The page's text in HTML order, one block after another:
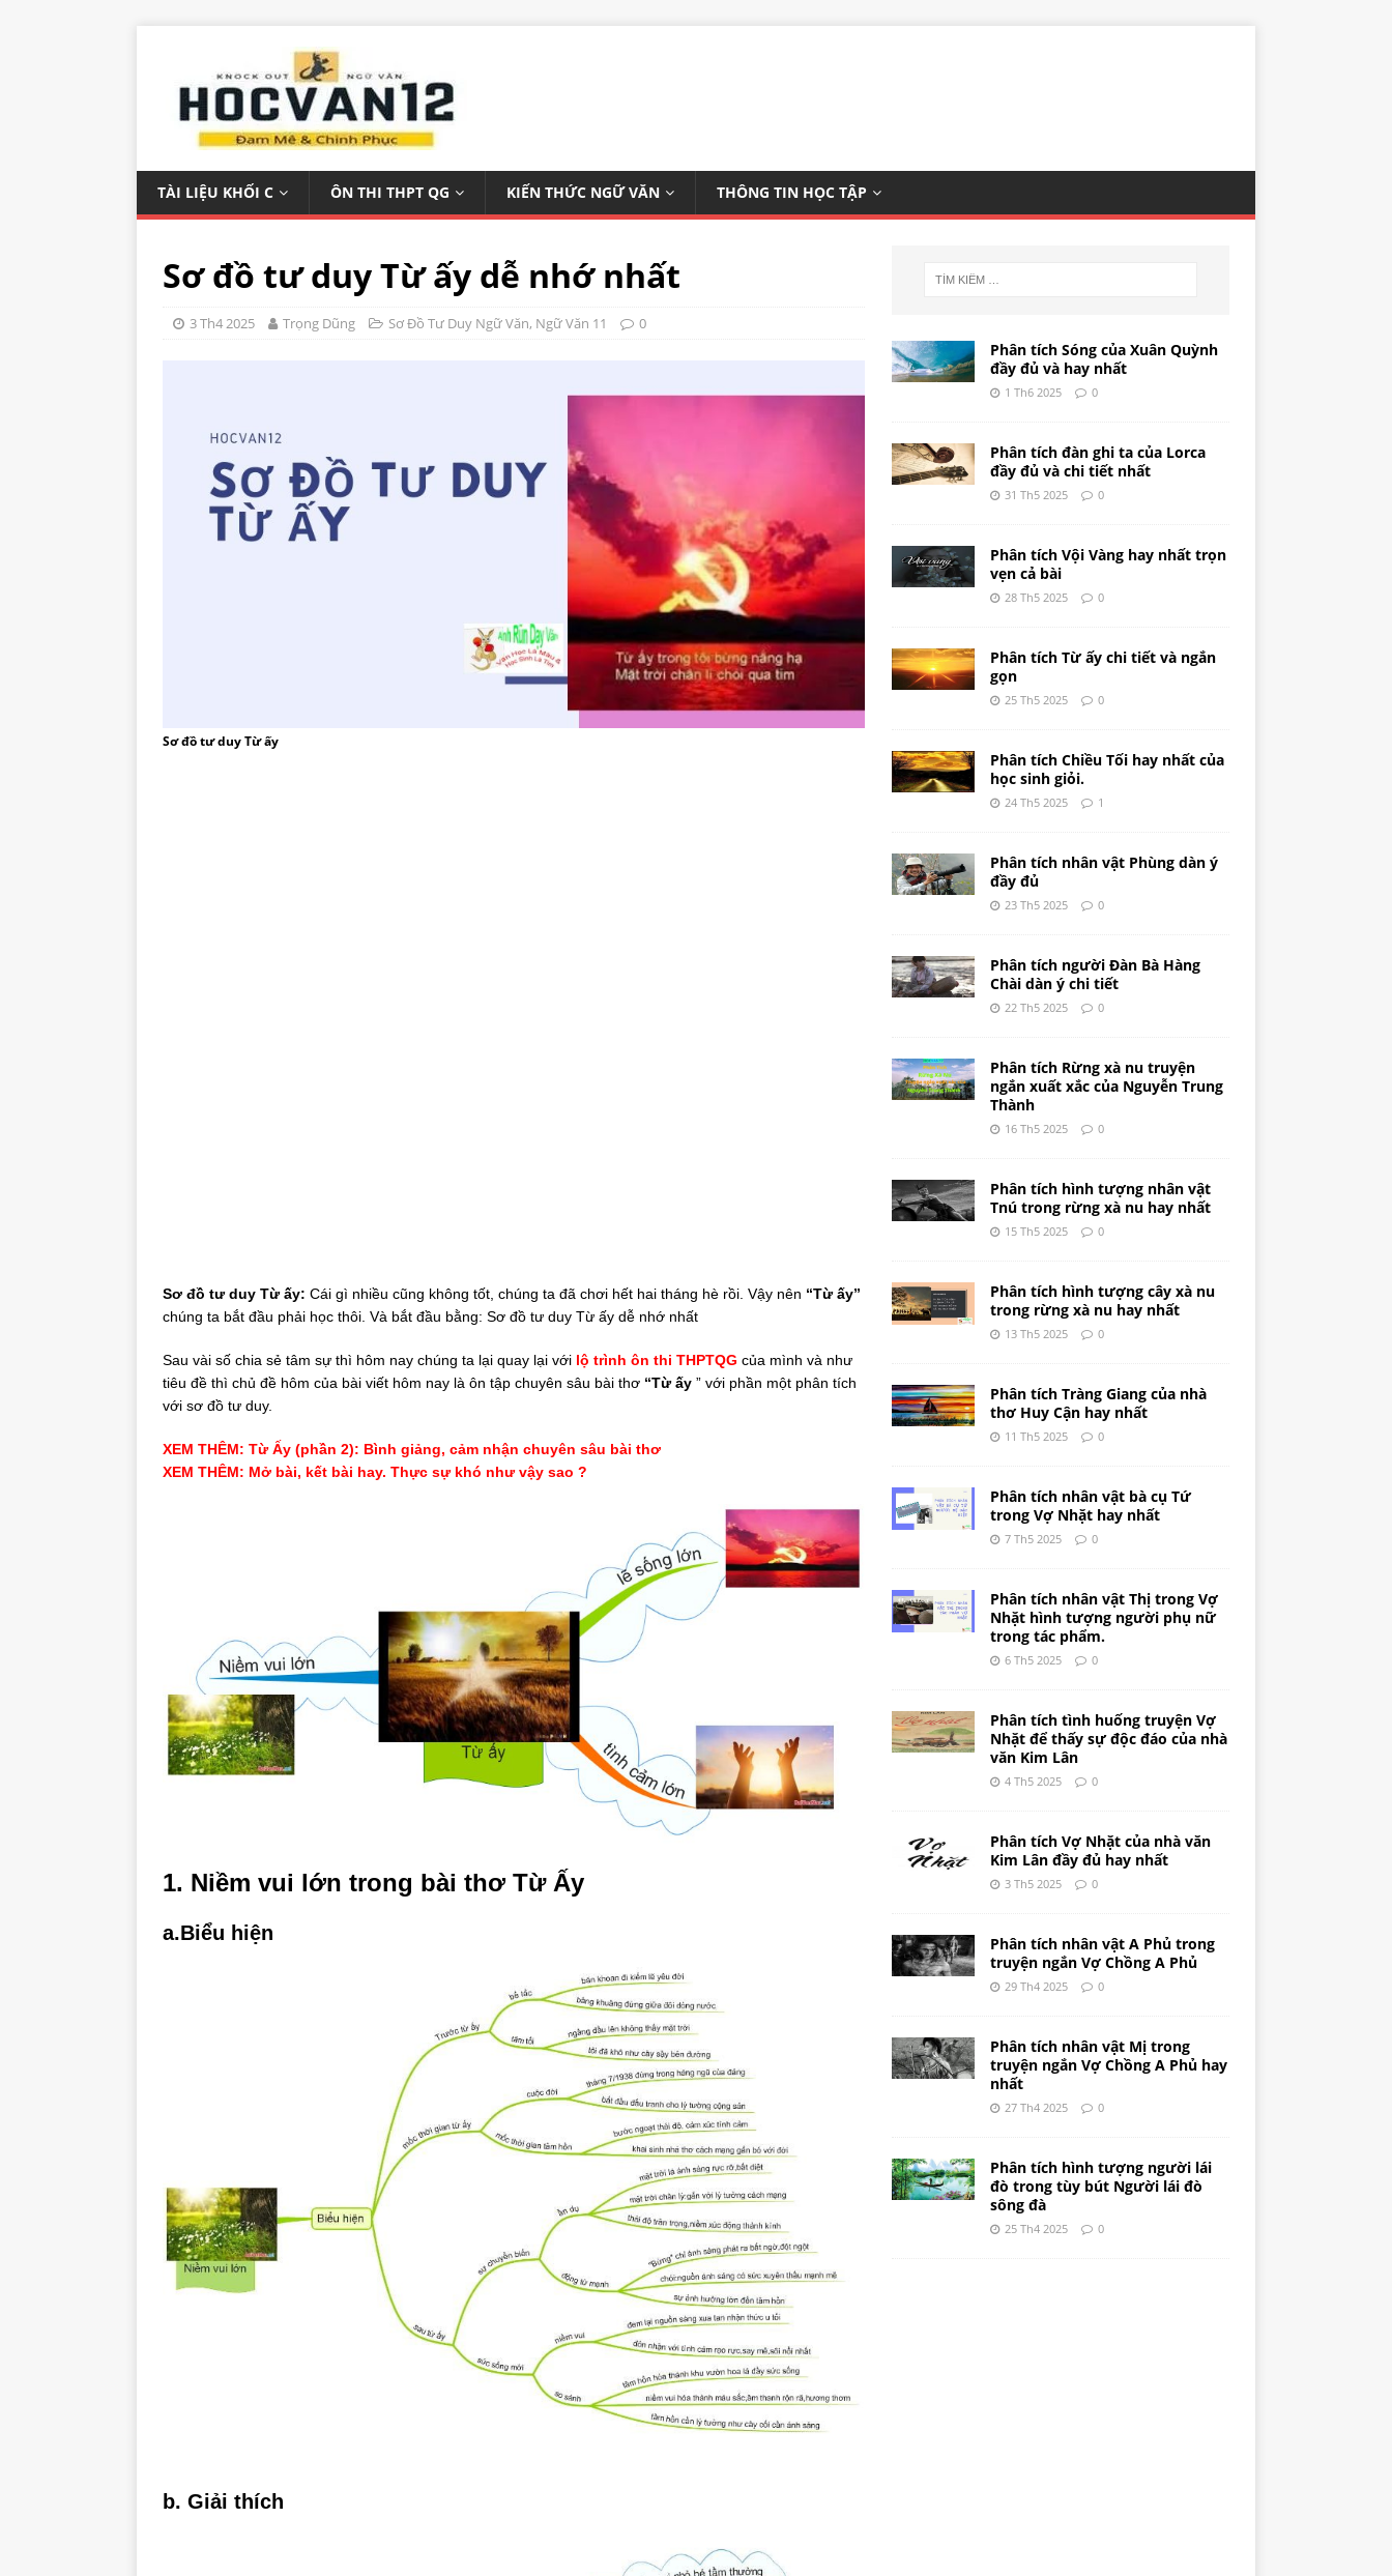
TÀI LIỆU KHỐI C ÔN THI THPT QG KIẾN THỨC NGỮ VĂN THÔNG TIN HỌC TẬP
Sơ đồ tư duy Từ ấy dễ nhớ nhất
3 Th4 2025 Trọng Dũng Sơ Đồ Tư Duy Ngữ Văn, Ngữ Văn 11 0
Sơ đồ tư duy Từ ấy
Sơ đồ tư duy Từ ấy: Cái gì nhiều cũng không tốt, chúng ta đã chơi hết hai tháng hè rồi. Vậy nên “Từ ấy”
chúng ta bắt đầu phải học thôi. Và bắt đầu bằng: Sơ đồ tư duy Từ ấy dễ nhớ nhất
Sau vài số chia sẻ tâm sự thì hôm nay chúng ta lại quay lại với lộ trình ôn thi THPTQG của mình và như
tiêu đề thì chủ đề hôm của bài viết hôm nay là ôn tập chuyên sâu bài thơ “Từ ấy ” với phần một phân tích
với sơ đồ tư duy.
XEM THÊM: Từ Ấy (phần 2): Bình giảng, cảm nhận chuyên sâu bài thơ
XEM THÊM: Mở bài, kết bài hay. Thực sự khó như vậy sao ?
1. Niềm vui lớn trong bài thơ Từ Ấy
a.Biểu hiện
b. Giải thích
Phân tích Sóng của Xuân Quỳnh
đầy đủ và hay nhất
1 Th6 2025 0
Phân tích đàn ghi ta của Lorca
đầy đủ và chi tiết nhất
31 Th5 2025 0
Phân tích Vội Vàng hay nhất trọn
vẹn cả bài
28 Th5 2025 0
Phân tích Từ ấy chi tiết và ngắn
gọn
25 Th5 2025 0
Phân tích Chiều Tối hay nhất của
học sinh giỏi.
24 Th5 2025 1
Phân tích nhân vật Phùng dàn ý
đầy đủ
23 Th5 2025 0
Phân tích người Đàn Bà Hàng
Chài dàn ý chi tiết
22 Th5 2025 0
Phân tích Rừng xà nu truyện
ngắn xuất xắc của Nguyễn Trung
Thành
16 Th5 2025 0
Phân tích hình tượng nhân vật
Tnú trong rừng xà nu hay nhất
15 Th5 2025 0
Phân tích hình tượng cây xà nu
trong rừng xà nu hay nhất
13 Th5 2025 0
Phân tích Tràng Giang của nhà
thơ Huy Cận hay nhất
11 Th5 2025 0
Phân tích nhân vật bà cụ Tứ
trong Vợ Nhặt hay nhất
7 Th5 2025 0
Phân tích nhân vật Thị trong Vợ
Nhặt hình tượng người phụ nữ
trong tác phẩm.
6 Th5 2025 0
Phân tích tình huống truyện Vợ
Nhặt để thấy sự độc đáo của nhà
văn Kim Lân
4 Th5 2025 0
Phân tích Vợ Nhặt của nhà văn
Kim Lân đầy đủ hay nhất
3 Th5 2025 0
Phân tích nhân vật A Phủ trong
truyện ngắn Vợ Chồng A Phủ
29 Th4 2025 0
Phân tích nhân vật Mị trong
truyện ngắn Vợ Chồng A Phủ hay
nhất
27 Th4 2025 0
Phân tích hình tượng người lái
đò trong tùy bút Người lái đò
sông đà
25 Th4 2025 0